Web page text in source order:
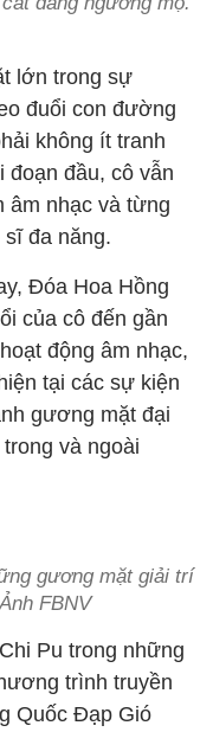
lớn trong sự
đuổi con đường
không ít tranh
đoạn đầu, cô vẫn
âm nhạc và từng
đa năng.
Đóa Hoa Hồng
của cô đến gần
động âm nhạc,
tại các sự kiện
gương mặt đại
và ngoài
gương mặt giải trí
FBNV
Pu trong những
trình truyền
Quốc Đạp Gió